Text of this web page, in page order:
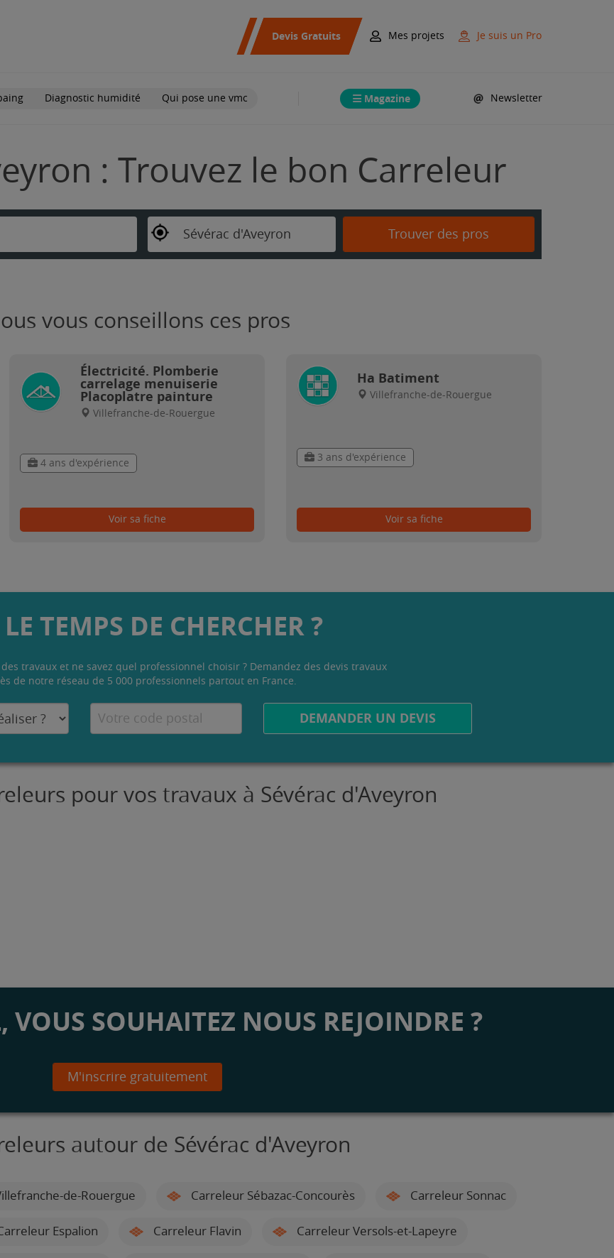
Devis Gratuits Mes projets Je suis un Pro
Diagnostic humidité Qui pose une vmc Magazine Newsletter
: Trouvez le bon Carreleur
Sévérac d'Aveyron Trouver des pros
vous conseillons ces pros
Électricité. Plomberie
carrelage menuiserie
Placoplatre painture
Villefranche-de-Rouergue
4 ans d'expérience
Voir sa fiche
Ha Batiment
Villefranche-de-Rouergue
3 ans d'expérience
Voir sa fiche
TEMPS DE CHERCHER ?
travaux et ne savez quel professionnel choisir ? Demandez des devis travaux
de notre réseau de 5 000 professionnels partout en France.
DEMANDER UN DEVIS
pour vos travaux à Sévérac d'Aveyron
VOUS SOUHAITEZ NOUS REJOINDRE ?
M'inscrire gratuitement
autour de Sévérac d'Aveyron
de-Rouergue Carreleur Sébazac-Concourès Carreleur Sonnac
Espalion Carreleur Flavin Carreleur Versols-et-Lapeyre